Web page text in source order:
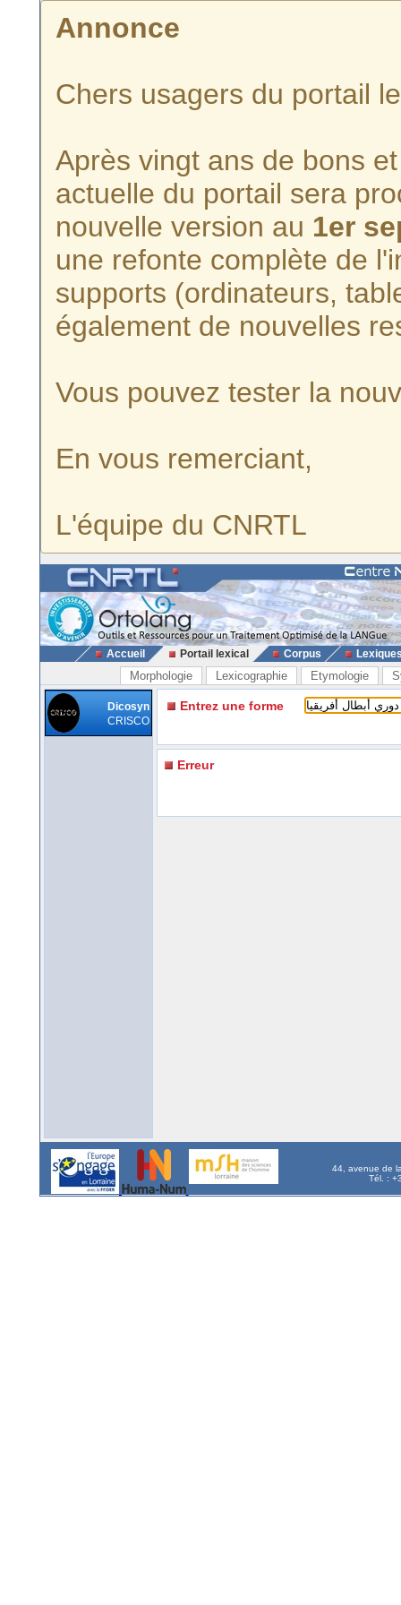
Annonce
Chers usagers du portail
Après vingt ans de bons
actuelle du portail sera
nouvelle version au 1er
une refonte complète de
supports (ordinateurs,
également de nouvelles
Vous pouvez tester la
En vous remerciant,
L'équipe du CNRTL
Accueil Portail lexical Corpus
Morphologie Lexicographie Etymologie
Dicosyn
CRISCO
Entrez une forme
Erreur
44, avenue de
Tél. :